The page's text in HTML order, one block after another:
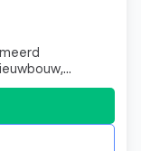
Wij zijn
en
uw
ligt in het